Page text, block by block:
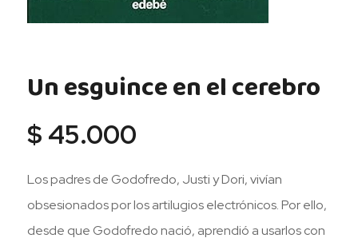
Un esguince en el cerebro
$ 45.000
Los padres de Godofredo, Justi y Dori, vivían
obsesionados por los artilugios electrónicos. Por ello,
desde que Godofredo nació, aprendió a usarlos con